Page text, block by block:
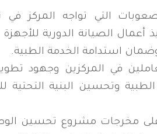
التي تواجه المركز في
الصيانة الدورية للأجهزة
وضمان استدامة الخدمة الطبية.
في المركزين وجهود
وتحسين البنية التحتية
مخرجات مشروع تحسين